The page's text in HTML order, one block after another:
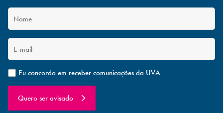
Eu concordo em receber comunicações da UVA
Quero ser avisado